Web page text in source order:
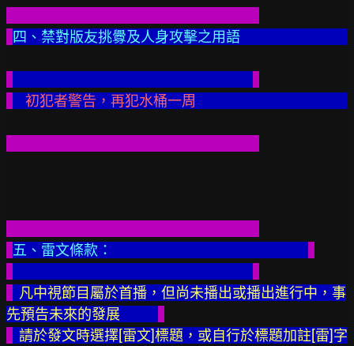
四、禁對版友挑釁及人身攻擊之用語
初犯者警告，再犯水桶一周
五、雷文條款：
  凡中視節目屬於首播，但尚未播出或播出進行中，事
先預告未來的發展
  請於發文時選擇[雷文]標題，或自行於標題加註[雷]字